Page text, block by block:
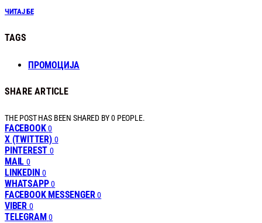
ЧИТАЈ БЕ
TAGS
ПРОМОЦИЈА
SHARE ARTICLE
THE POST HAS BEEN SHARED BY0 PEOPLE.
FACEBOOK 0
X (TWITTER) 0
PINTEREST 0
MAIL 0
LINKEDIN 0
WHATSAPP 0
FACEBOOK MESSENGER 0
VIBER 0
TELEGRAM 0